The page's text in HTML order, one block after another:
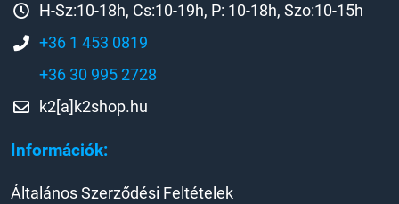
Információk:
H-Sz:10-18h, Cs:10-19h, P: 10-18h, Szo:10-15h
+36 1 453 0819
+36 30 995 2728
k2[a]k2shop.hu
Általános Szerződési Feltételek